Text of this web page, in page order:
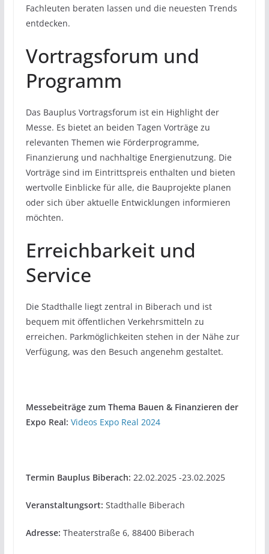
Fachleuten beraten lassen und die neuesten Trends
entdecken.
Vortragsforum und
Programm
Das Bauplus Vortragsforum ist ein Highlight der
Messe. Es bietet an beiden Tagen Vorträge zu
relevanten Themen wie Förderprogramme,
Finanzierung und nachhaltige Energienutzung. Die
Vorträge sind im Eintrittspreis enthalten und bieten
wertvolle Einblicke für alle, die Bauprojekte planen
oder sich über aktuelle Entwicklungen informieren
möchten.
Erreichbarkeit und
Service
Die Stadthalle liegt zentral in Biberach und ist
bequem mit öffentlichen Verkehrsmitteln zu
erreichen. Parkmöglichkeiten stehen in der Nähe zur
Verfügung, was den Besuch angenehm gestaltet.
Messebeiträge zum Thema Bauen & Finanzieren der
Expo Real: Videos Expo Real 2024
Termin Bauplus Biberach: 22.02.2025 -23.02.2025
Veranstaltungsort: Stadthalle Biberach
Adresse: Theaterstraße 6, 88400 Biberach